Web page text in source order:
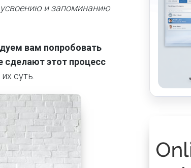
усвоению и запоминанию
вам попробовать
сделают этот процесс
суть.